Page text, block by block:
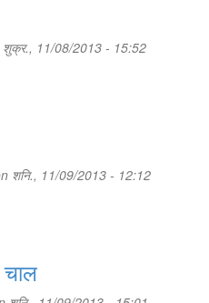
11/08/2013 - 15:52
शनि., 11/09/2013 - 12:12
चाल